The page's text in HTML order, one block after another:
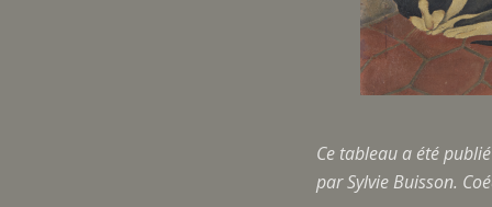
Ce tableau a été
par Sylvie Buisson.